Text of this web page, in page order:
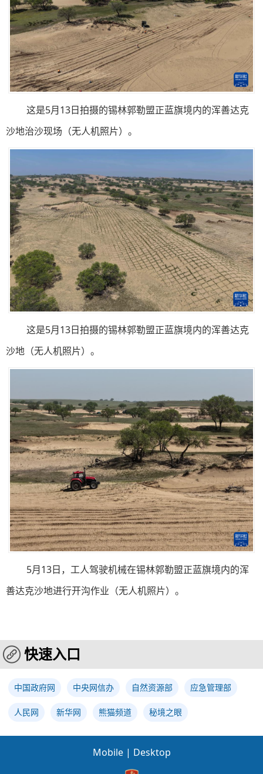
这是5月13日拍摄的锡林郭勒盟正蓝旗境内的浑善达克
沙地治沙现场（无人机照片）。
这是5月13日拍摄的锡林郭勒盟正蓝旗境内的浑善达克
沙地（无人机照片）。
5月13日，工人驾驶机械在锡林郭勒盟正蓝旗境内的浑
善达克沙地进行开沟作业（无人机照片）。
快速入口
中国政府网 中央网信办 自然资源部 应急管理部
人民网 新华网 熊猫频道 秘境之眼
Mobile | Desktop